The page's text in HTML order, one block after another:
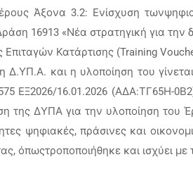
Άξονα 3.2: Ενίσχυση
16913 «Νέα στρατηγική για
Κατάρτισης (Training
Δ.ΥΠ.Α. και η υλοποίηση του
ΕΞ2026/16.01.2026 (ΑΔΑ:ΤΓ65Η-
της ΔΥΠΑ για την υλοποίηση του
ψηφιακές, πράσινες και
όπωςτροποποιήθηκε και ισχύει